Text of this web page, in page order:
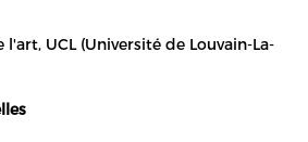
UCL (Université de Louvain-La-